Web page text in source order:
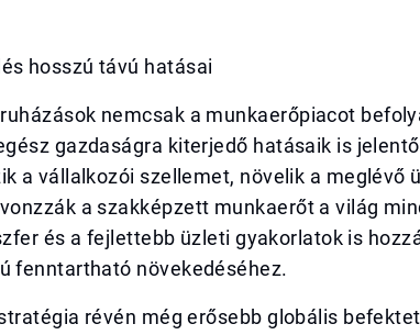
hosszú távú hatásai
nemcsak a munkaerőpiacot
gazdaságra kiterjedő hatásaik is
a vállalkozói szellemet, növelik a meglévő
a szakképzett munkaerőt a világ
és a fejlettebb üzleti gyakorlatok is
fenntartható növekedéséhez.
révén még erősebb globális